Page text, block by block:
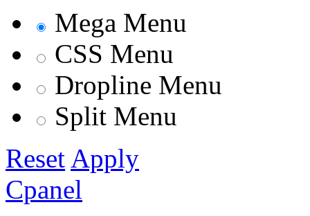
Mega Menu
CSS Menu
Dropline Menu
Split Menu
Reset Apply
Cpanel